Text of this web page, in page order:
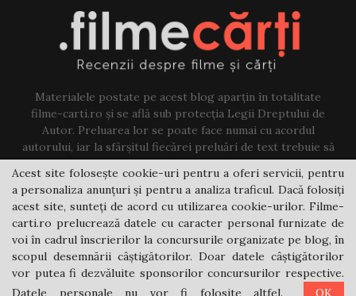
Materialele postate pe acest blog aparțin în totalitate
filme-carti.ro și se află sub protecția Legii Dreptului de
Autor. Preluarea lor se poate face numai cu acordul
autorului, iar la sfârșitul fiecărei preluări de text trebuie să
existe un link către acest blog.
Contact us:jovi@filme-carti.ro
Acest site folosește cookie-uri pentru a oferi servicii, pentru
a personaliza anunțuri și pentru a analiza traficul. Dacă folosiți
acest site, sunteți de acord cu utilizarea cookie-urilor. Filme-
carti.ro prelucrează datele cu caracter personal furnizate de
voi în cadrul înscrierilor la concursurile organizate pe blog, în
scopul desemnării câștigătorilor. Doar datele câștigătorilor
vor putea fi dezvăluite sponsorilor concursurilor respective.
Datele personale nu vor fi folosite altfel.
OK